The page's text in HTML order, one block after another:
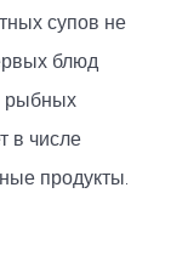
супов не
блюд
рыбных
в числе
продукты.